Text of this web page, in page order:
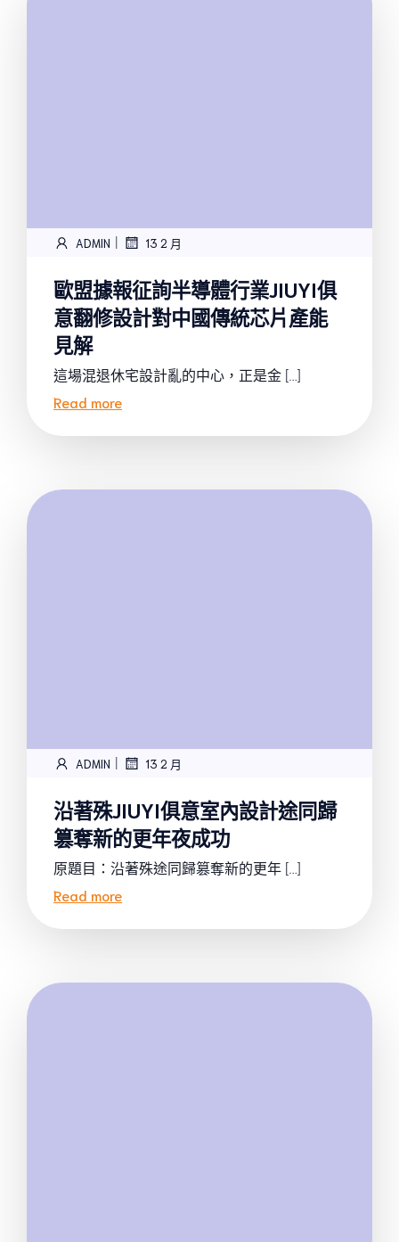
ADMIN | 13 2 月
歐盟據報征詢半導體行業JIUYI俱
意翻修設計對中國傳統芯片產能
見解
這場混退休宅設計亂的中心，正是金 […]
Read more
ADMIN | 13 2 月
沿著殊JIUYI俱意室內設計途同歸
篡奪新的更年夜成功
原題目：沿著殊途同歸篡奪新的更年 […]
Read more